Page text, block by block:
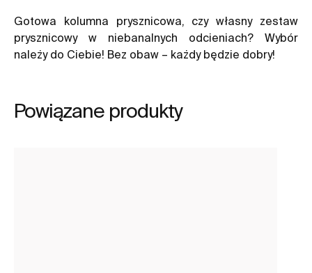
Gotowa kolumna prysznicowa, czy własny zestaw
prysznicowy w niebanalnych odcieniach? Wybór
należy do Ciebie! Bez obaw – każdy będzie dobry!
Powiązane produkty